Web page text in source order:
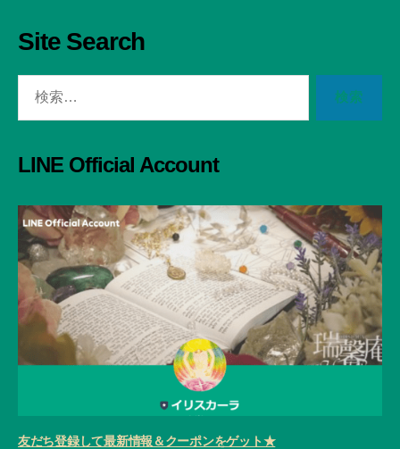
Site Search
LINE Official Account
友だち登録して最新情報＆クーポンをゲット★